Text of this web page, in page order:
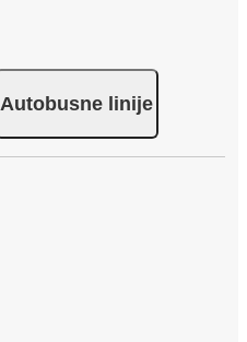
Autobusne linije